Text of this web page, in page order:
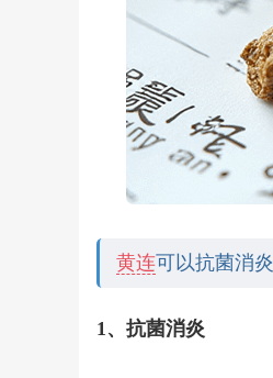
黄连可以抗菌消炎
1、抗菌消炎